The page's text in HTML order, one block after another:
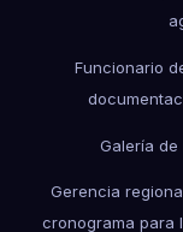
Funcionario
Galería de
Gerencia
cronograma para